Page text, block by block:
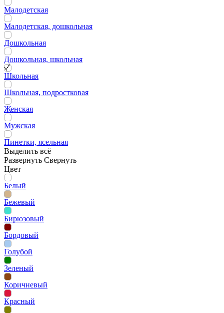
Малодетская
Малодетская, дошкольная
Дошкольная
Дошкольная, школьная
Школьная
Школьная, подростковая
Женская
Мужская
Пинетки, ясельная
Выделить всё
Развернуть Свернуть
Цвет
Белый
Бежевый
Бирюзовый
Бордовый
Голубой
Зеленый
Коричневый
Красный